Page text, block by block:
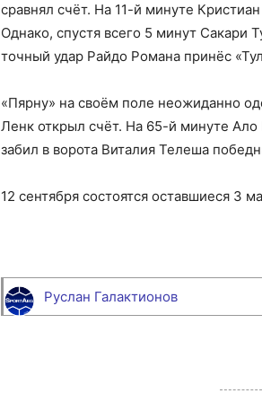
сравнял счёт. На 11-й минуте
Однако, спустя всего 5 минут Сакари
точный удар Райдо Романа принёс
«Пярну» на своём поле неожиданно
Ленк открыл счёт. На 65-й минуте Ало
забил в ворота Виталия Телеша
12 сентября состоятся оставшиеся 3
Руслан Галактионов